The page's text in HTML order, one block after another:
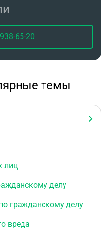
и) в
в разумный срок в
Дайте аргументированный ответ.
65-20
темы
лиц
делу
гражданскому делу
вреда